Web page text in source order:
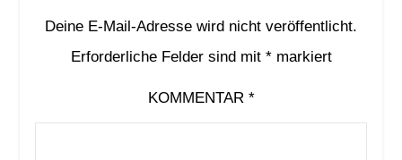
Deine E-Mail-Adresse wird nicht veröffentlicht.
Erforderliche Felder sind mit *markiert
KOMMENTAR *